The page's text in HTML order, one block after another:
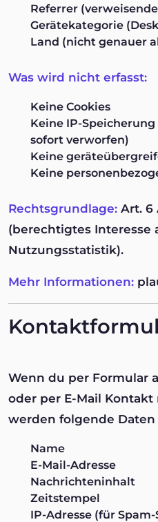
Referrer
Gerätekategorie
Land (nicht genauer
Was wird nicht erfasst:
Keine Cookies
Keine IP-
sofort verworfen)
Keine
Keine
Rechtsgrundlage: Art. 6
(berechtigtes Interesse
Nutzungsstatistik).
Mehr Informationen:
Wenn du per Formular
oder per E-Mail
werden folgende Daten
Name
E-Mail-Adresse
Nachrichteninhalt
Zeitstempel
IP-Adresse (für